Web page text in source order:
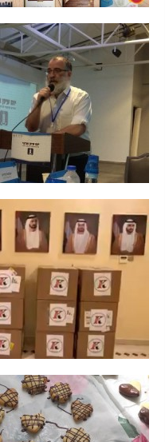
ע״ה- תשע"ז
יונה צ'רנוחוב ע״ה-
כ"ץ (אברמוביץ)
גוטמן ע״ה-
חיים אליעזרוב ע״ה